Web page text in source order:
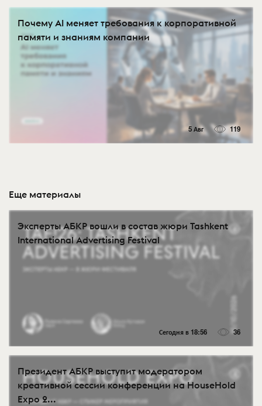
Почему AI меняет требования к корпоративной
памяти и знаниям компании
5 Авг 119
Еще материалы
Эксперты АБКР вошли в состав жюри Tashkent
International Advertising Festival
Сегодня в 18:56 36
Президент АБКР выступит модератором
креативной сессии конференции на HouseHold
Expo 2...